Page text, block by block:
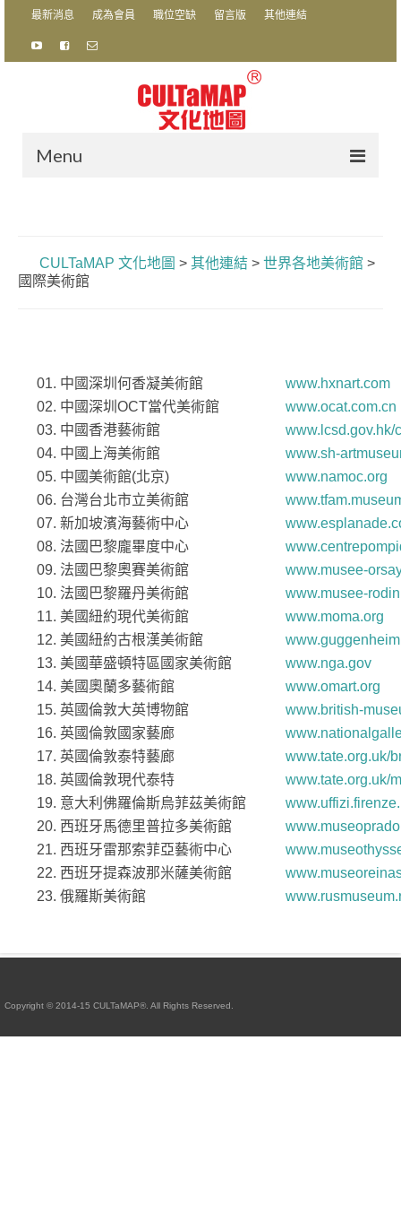
最新消息 成為會員 職位空缺 留言版 其他連結
Menu
香港視藝文化教育協會有限公司
銳角2014／2015：珠三角環保電影節
銳角2013：當代民間藝術深港巡迴展
銳角2013：珠三角獨立動畫放映巡禮
銳角2011/2012：珠三角新晉藝術家巡迴
展
中港城市自然與社會
仲夏藝贊
仲夏藝贊2012
仲夏藝贊2011
仲夏藝贊2010
創意戲劇節
過往活動
創意文字空間 – 通識與藝術評賞
創意動畫藝術評賞與通識
仲夏藝贊
參與及支持機構
CULTaMAP 文化地圖 > 其他連結 > 世界各地美術館 >
國際美術館
01. 中國深圳何香凝美術館
www.hxnart.com
02. 中國深圳OCT當代美術館
www.ocat.com.cn
03. 中國香港藝術館
www.lcsd.gov.hk/
04. 中國上海美術館
www.sh-
05. 中國美術館(北京)
www.namoc.org
06. 台灣台北市立美術館
07. 新加坡濱海藝術中心
08. 法國巴黎龐畢度中心
09. 法國巴黎奧賽美術館
www.musee-
10. 法國巴黎羅丹美術館
www.musee-
11. 美國紐約現代美術館
www.moma.org
12. 美國紐約古根漢美術館
13. 美國華盛頓特區國家美術館
www.nga.gov
14. 美國奧蘭多藝術館
www.omart.org
15. 英國倫敦大英博物館
www.british-
16. 英國倫敦國家藝廊
17. 英國倫敦泰特藝廊
www.tate.org.uk/
18. 英國倫敦現代泰特
www.tate.org.uk/
19. 意大利佛羅倫斯烏菲茲美術館
20. 西班牙馬德里普拉多美術館
21. 西班牙雷那索菲亞藝術中心
22. 西班牙提森波那米薩美術館
23. 俄羅斯美術館
Copyright © 2014-15 CULTaMAP®. All Rights Reserved.